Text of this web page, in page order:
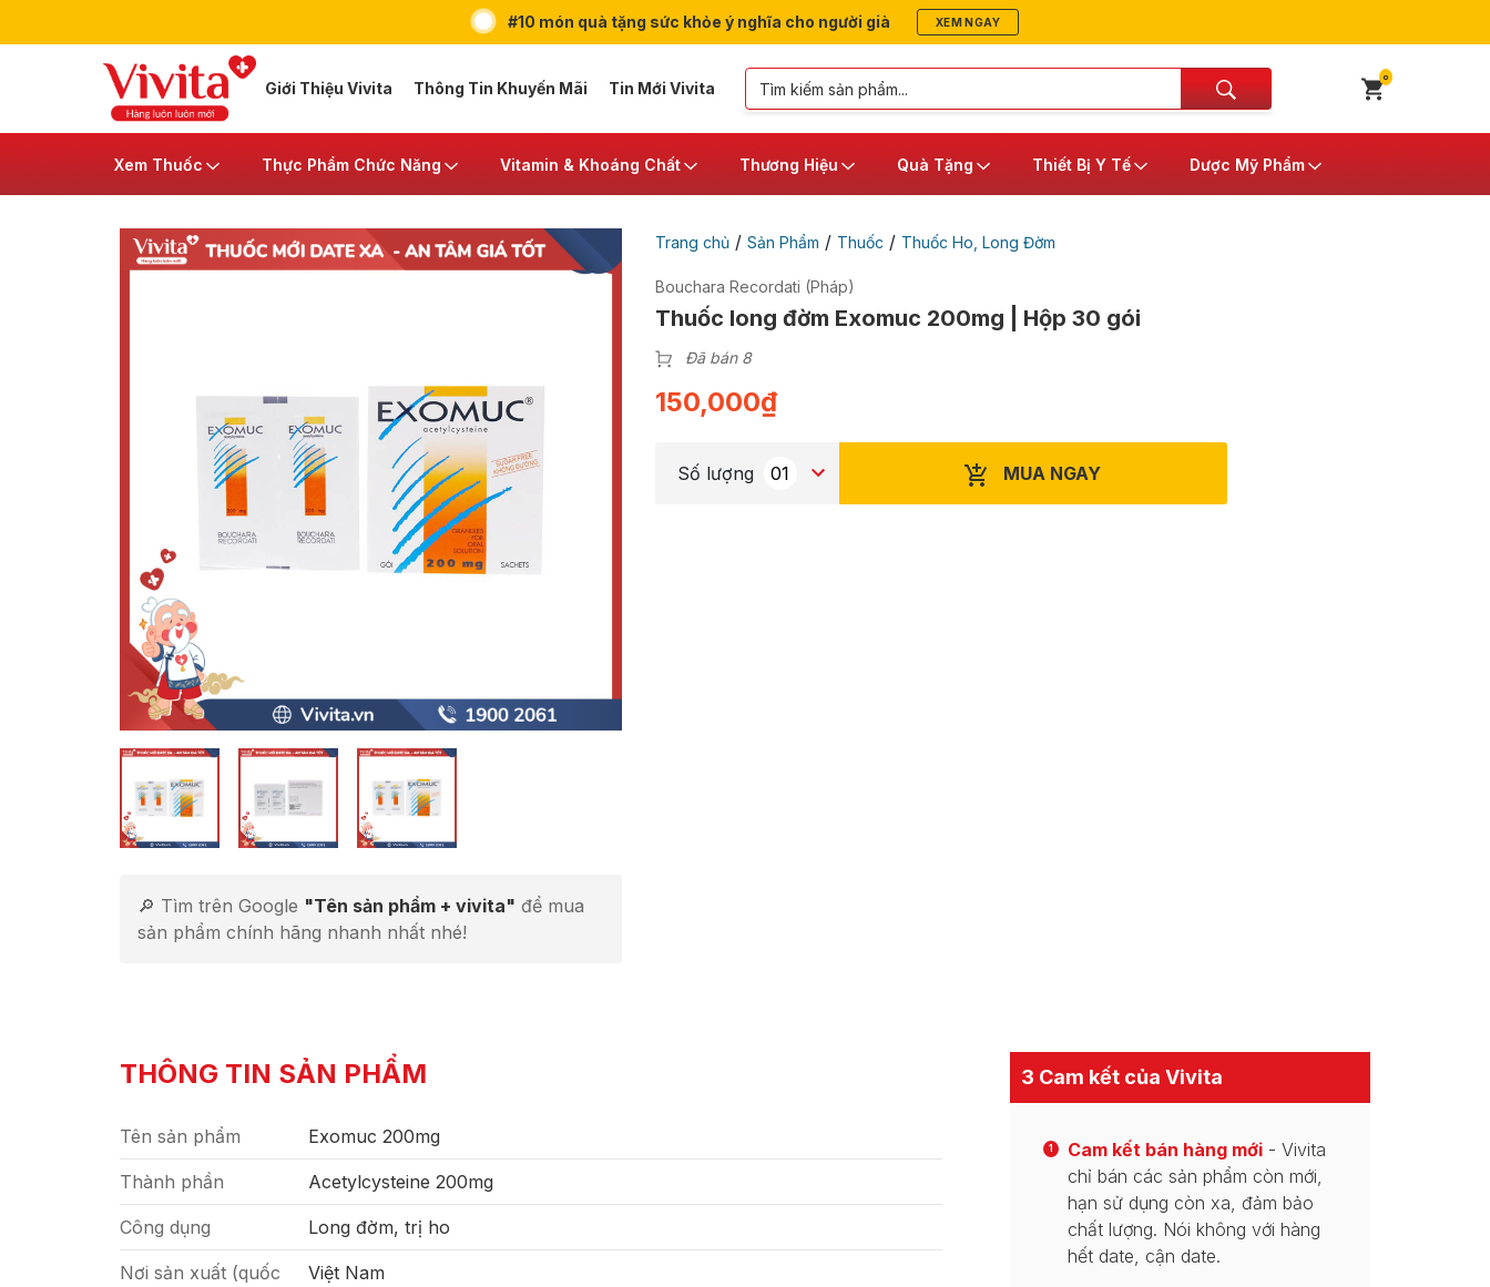
#10 món quà tặng sức khỏe ý nghĩa cho người già XEM NGAY
Giới Thiệu Vivita Thông Tin Khuyến Mãi Tin Mới Vivita
0
Xem Thuốc Thực Phẩm Chức Năng Vitamin & Khoáng Chất Thương Hiệu Quà Tặng Thiết Bị Y Tế Dược Mỹ Phẩm
🔎 Tìm trên Google "Tên sản phẩm + vivita" để mua
sản phẩm chính hãng nhanh nhất nhé!
Trang chủ/ Sản Phẩm / Thuốc / Thuốc Ho, Long Đờm
Bouchara Recordati (Pháp)
Thuốc long đờm Exomuc 200mg | Hộp 30 gói
Đã bán 8
150,000₫
Số lượng MUA NGAY
THÔNG TIN SẢN PHẨM
Tên sản phẩm Exomuc 200mg
Thành phần Acetylcysteine 200mg
Công dụng Long đờm, trị ho
Nơi sản xuất (quốc
Việt Nam
3 Cam kết của Vivita
1 Cam kết bán hàng mới - Vivita
chỉ bán các sản phẩm còn mới,
hạn sử dụng còn xa, đảm bảo
chất lượng. Nói không với hàng
hết date, cận date.